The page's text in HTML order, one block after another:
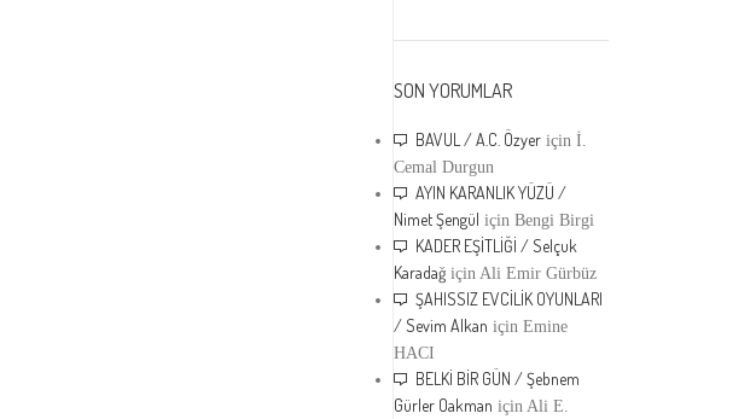
SON YORUMLAR
BAVUL / A.C. Özyer içinİ.
Cemal Durgun
AYIN KARANLIK YÜZÜ /
Nimet Şengül içinBengi Birgi
KADER EŞİTLİĞİ / Selçuk
Karadağ içinAli Emir Gürbüz
ŞAHISSIZ EVCİLİK OYUNLARI
/ Sevim Alkan içinEmine
HACI
BELKİ BİR GÜN / Şebnem
Gürler Oakman içinAli E.